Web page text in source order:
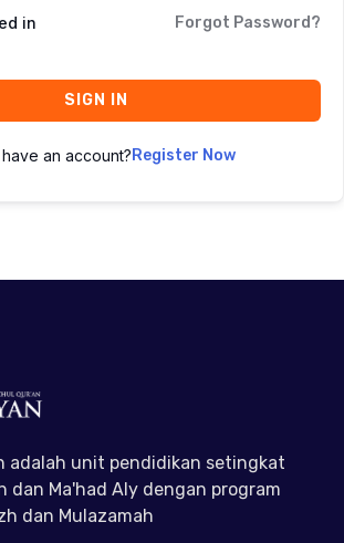
in Forgot Password?
SIGN IN
an account?Register Now
adalah unit pendidikan setingkat
dan Ma'had Aly dengan program
dan Mulazamah